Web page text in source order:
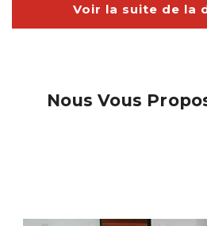
Voir la suite de la
Nous Vous